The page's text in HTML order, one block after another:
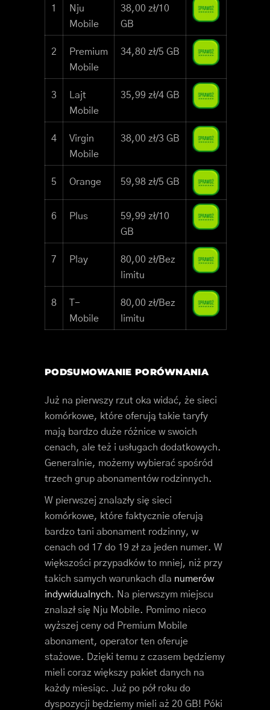
1
Nju
Mobile
38,00 zł/10
GB
2
Premium
Mobile
34,80 zł/5 GB
3
Lajt
Mobile
35,99 zł/4 GB
4
Virgin
Mobile
38,00 zł/3 GB
5 Orange 59,98 zł/5 GB
6 Plus
59,99 zł/10
GB
7 Play
80,00 zł/Bez
limitu
8
T-
Mobile
80,00 zł/Bez
limitu
PODSUMOWANIE PORÓWNANIA
Już na pierwszy rzut oka widać, że sieci
komórkowe, które oferują takie taryfy
mają bardzo duże różnice w swoich
cenach, ale też i usługach dodatkowych.
Generalnie, możemy wybierać spośród
trzech grup abonamentów rodzinnych.
W pierwszej znalazły się sieci
komórkowe, które faktycznie oferują
bardzo tani abonament rodzinny, w
cenach od 17 do 19 zł za jeden numer. W
większości przypadków to mniej, niż przy
takich samych warunkach dla numerów
indywidualnych. Na pierwszym miejscu
znalazł się Nju Mobile. Pomimo nieco
wyższej ceny od Premium Mobile
abonament, operator ten oferuje
stażowe. Dzięki temu z czasem będziemy
mieli coraz większy pakiet danych na
każdy miesiąc. Już po pół roku do
dyspozycji będziemy mieli aż 20 GB! Póki